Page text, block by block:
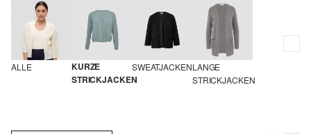
ALLE
KURZE
STRICKJACKEN
SWEATJACKENLANGE
STRICKJACKEN